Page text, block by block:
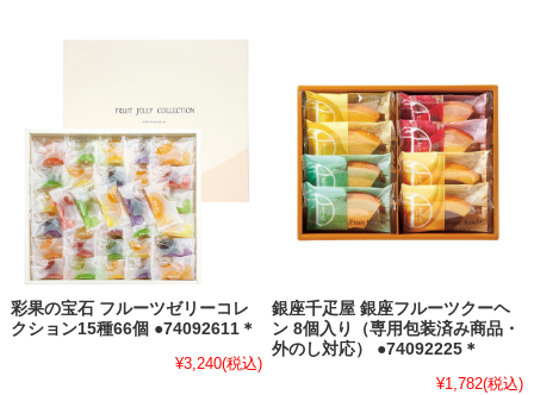
彩果の宝石 フルーツゼリーコレ
クション15種66個 ●74092611＊
¥3,240(税込)
銀座千疋屋 銀座フルーツクーヘ
ン 8個入り（専用包装済み商品・
外のし対応） ●74092225＊
¥1,782(税込)